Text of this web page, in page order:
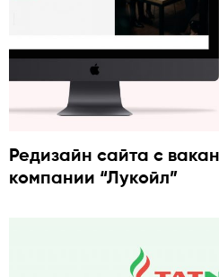
Редизайн сайта с
компании “Лукойл”